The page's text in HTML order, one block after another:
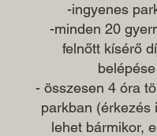
-ingyenes
-minden 20
felnőtt kísérő
belépése
- összesen 4 óra
parkban (érkezés
lehet bármikor,